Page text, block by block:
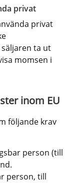
privat
privat
ta ut
momsen i
inom EU
följande krav
person (till
person, till